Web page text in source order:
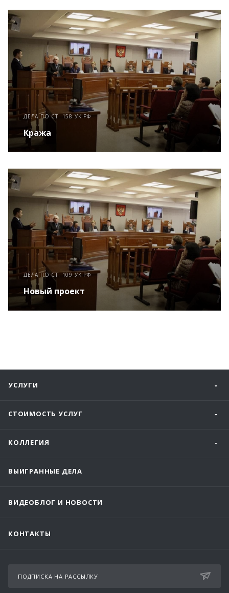
ДЕЛА ПО СТ. 158 УК РФ
Кража
ДЕЛА ПО СТ. 109 УК РФ
Новый проект
УСЛУГИ
СТОИМОСТЬ УСЛУГ
КОЛЛЕГИЯ
ВЫИГРАННЫЕ ДЕЛА
ВИДЕОБЛОГ И НОВОСТИ
КОНТАКТЫ
ПОДПИСКА НА РАССЫЛКУ